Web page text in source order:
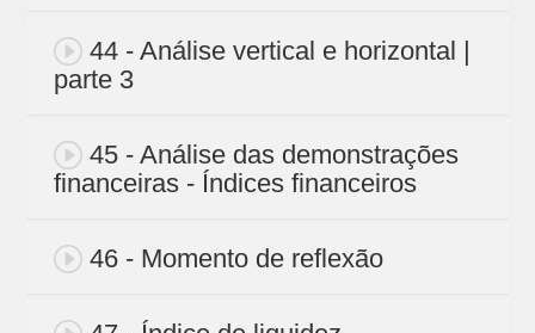
44 - Análise vertical e horizontal |
parte 3
45 - Análise das demonstrações
financeiras - Índices financeiros
46 - Momento de reflexão